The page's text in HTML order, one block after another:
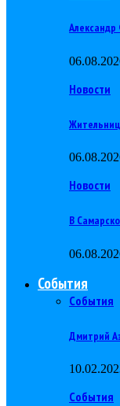
Александр
Новости
Новости
В
События
События
Дмитрий
События